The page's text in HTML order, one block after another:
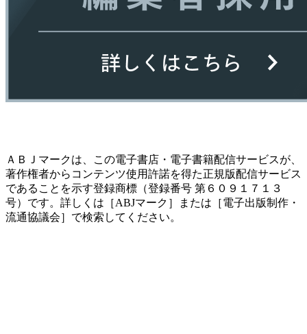
ＡＢＪマークは、この電子書店・電子書籍配信サービスが、
著作権者からコンテンツ使用許諾を得た正規版配信サービス
であることを示す登録商標（登録番号 第６０９１７１３
号）です。詳しくは［ABJマーク］または［電子出版制作・
流通協議会］で検索してください。